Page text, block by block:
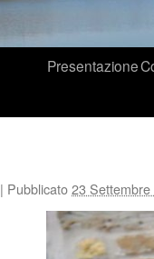
Presentazione
| Pubblicato23 Settembre